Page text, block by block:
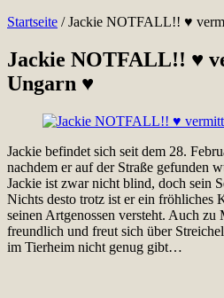
Startseite /Jackie NOTFALL!! ♥
Jackie NOTFALL!! ♥
Ungarn ♥
Jackie befindet sich seit dem 28.
nachdem er auf der Straße gefunden
Jackie ist zwar nicht blind, doch sein
Nichts desto trotz ist er ein fröhliches
seinen Artgenossen versteht. Auch zu
freundlich und freut sich über
im Tierheim nicht genug gibt…